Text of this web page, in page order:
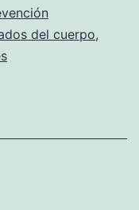
del cuerpo,